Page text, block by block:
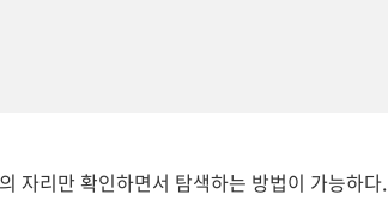
자리만 확인하면서 탐색하는 방법이 가능하다.